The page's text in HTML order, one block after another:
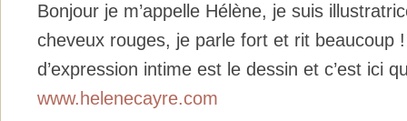
Bonjour je m’appelle Hélène, je suis
cheveux rouges, je parle fort et rit beaucoup
d’expression intime est le dessin et c’est ici
www.helenecayre.com